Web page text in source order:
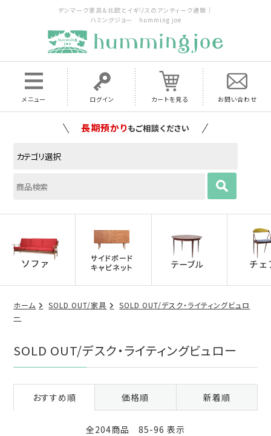
デンマーク家具＆北欧とイギリスのアンティーク通販｜
ハミングジョー humming joe
メニュー ログイン カートを見る お問い合わせ
家具の配送料は全国当店で負担いたします
ホーム SOLD OUT/家具
SOLD OUT/デスク・ライティングビュロ
ー
SOLD OUT/デスク・ライティングビュロー
おすすめ順 価格順 新着順
全204商品 85-96 表示